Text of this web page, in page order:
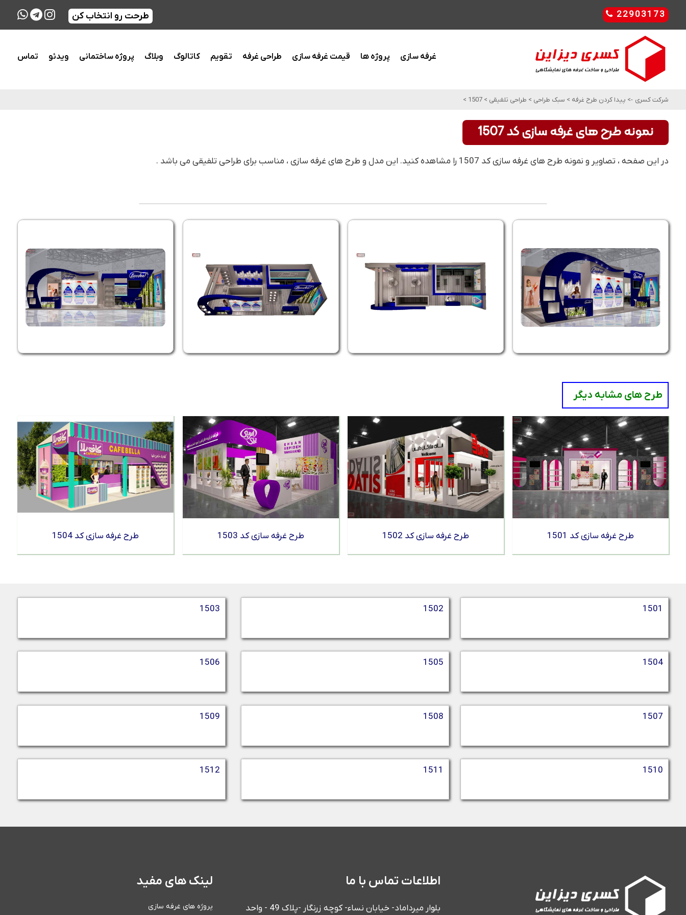
22903173 طرحت رو انتخاب کن
غرفه سازی پروژه ها قیمت غرفه سازی طراحی غرفه تقویم کاتالوگ وبلاگ پروژه ساختمانی ویدئو تماس
شرکت کسری -> پیدا کردن طرح غرفه > سبک طراحی > طراحی تلفیقی >
1507
>
نمونه طرح های غرفه سازی کد 1507
در این صفحه ، تصاویر و نمونه طرح های غرفه سازی کد 1507 را مشاهده کنید. این مدل و طرح های غرفه سازی ، مناسب برای طراحی تلفیقی می باشد .
طرح های مشابه دیگر
طرح غرفه سازی کد 1501 طرح غرفه سازی کد 1502 طرح غرفه سازی کد 1503 طرح غرفه سازی کد 1504
1501
1502
1503
1504
1505
1506
1507
1508
1509
1510
1511
1512
اطلاعات تماس با ما
بلوار میرداماد- خیابان نساء- کوچه زرنگار -پلاک 49 - واحد
لینک های مفید
پروژه های غرفه سازی